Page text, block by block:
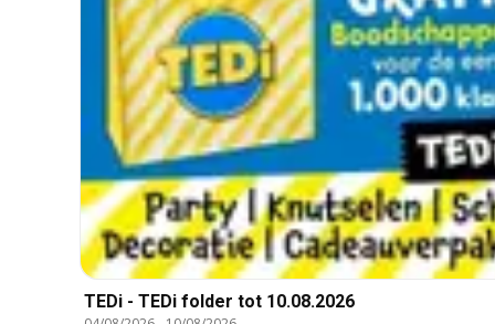
TEDi - TEDi folder tot 10.08.2026